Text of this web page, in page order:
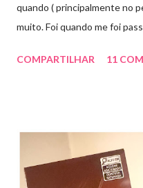
quando ( principalmente no
muito. Foi quando me foi
uma consulta com o
aplico sobre a acne (
produto: ILOSONE TÓPICO
antibiótico de amplo
COMPARTILHAR 11